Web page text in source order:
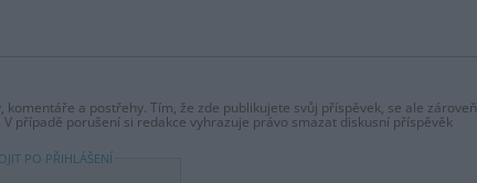
komentáře a postřehy. Tím, že zde publikujete svůj příspěvek, se ale zároveň
. V případě porušení si redakce vyhrazuje právo smazat diskusní příspěvěk
PO PŘIHLÁŠENÍ